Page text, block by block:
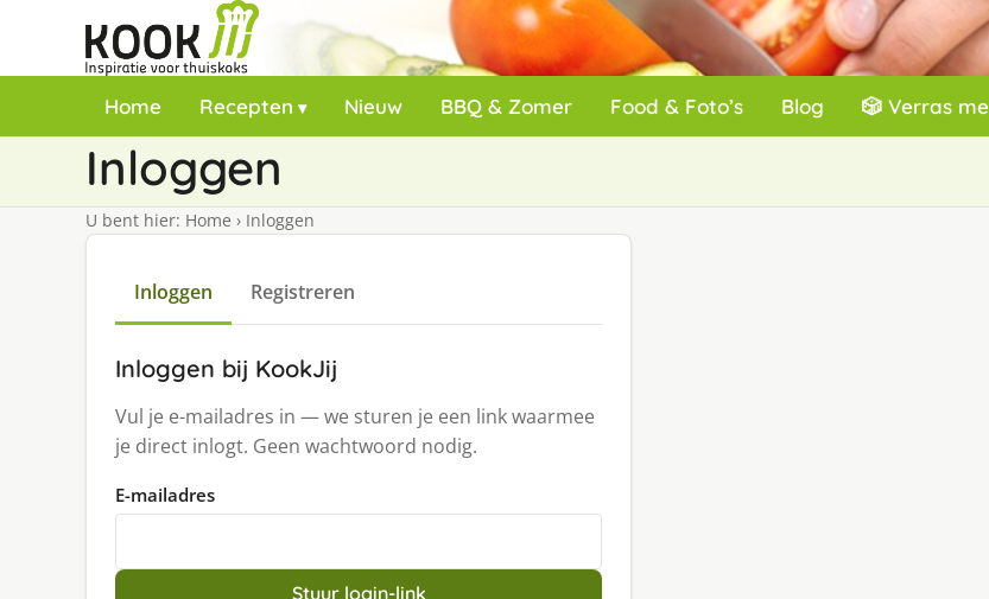
Home Recepten Nieuw BBQ & Zomer Food & Foto’s Blog 🎲 Verras me
Inloggen
U bent hier: Home › Inloggen
Inloggen Registreren
Inloggen bij KookJij
Vul je e-mailadres in — we sturen je een link waarmee
je direct inlogt. Geen wachtwoord nodig.
E-mailadres
Stuur login-link